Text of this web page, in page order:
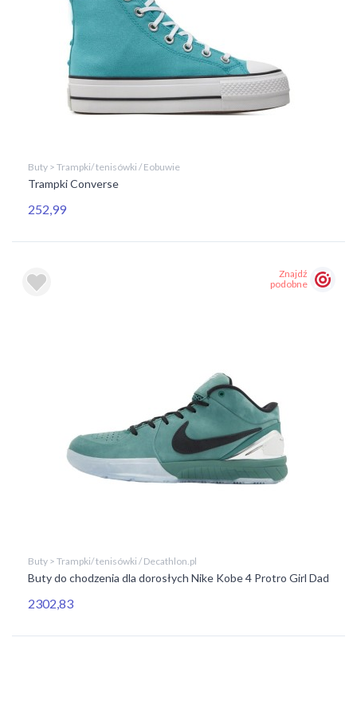
Buty > Trampki/ tenisówki / Eobuwie
Trampki Converse
252,99
Znajdź
podobne
Buty > Trampki/ tenisówki / Decathlon.pl
Buty do chodzenia dla dorosłych Nike Kobe 4 Protro Girl Dad
2302,83